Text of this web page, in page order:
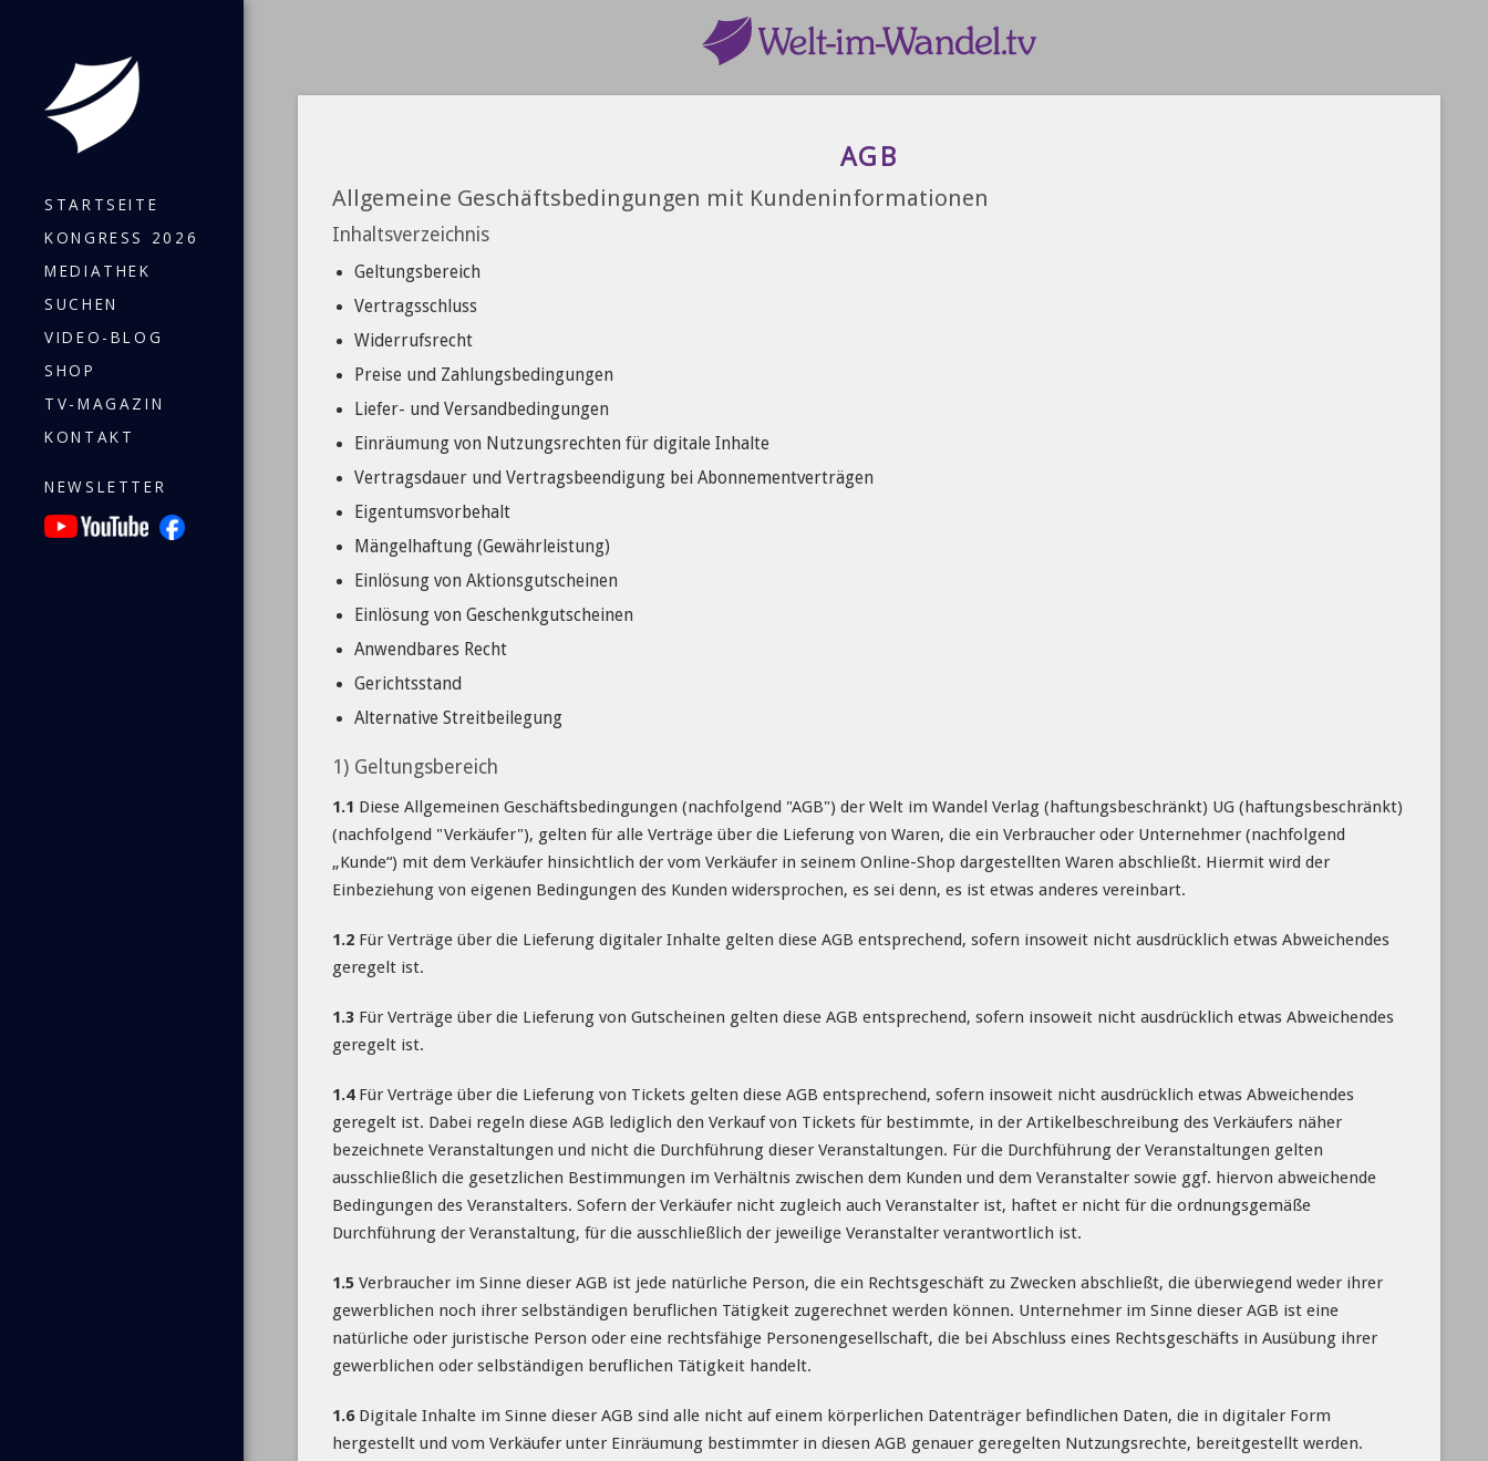
STARTSEITE
KONGRESS 2026
MEDIATHEK
SUCHEN
VIDEO-BLOG
SHOP
TV-MAGAZIN
KONTAKT
NEWSLETTER
AGB
Allgemeine Geschäftsbedingungen mit Kundeninformationen
Inhaltsverzeichnis
Geltungsbereich
Vertragsschluss
Widerrufsrecht
Preise und Zahlungsbedingungen
Liefer- und Versandbedingungen
Einräumung von Nutzungsrechten für digitale Inhalte
Vertragsdauer und Vertragsbeendigung bei Abonnementverträgen
Eigentumsvorbehalt
Mängelhaftung (Gewährleistung)
Einlösung von Aktionsgutscheinen
Einlösung von Geschenkgutscheinen
Anwendbares Recht
Gerichtsstand
Alternative Streitbeilegung
1) Geltungsbereich
1.1 Diese Allgemeinen Geschäftsbedingungen (nachfolgend "AGB") der Welt im Wandel Verlag (haftungsbeschränkt) UG (haftungsbeschränkt)
(nachfolgend "Verkäufer"), gelten für alle Verträge über die Lieferung von Waren, die ein Verbraucher oder Unternehmer (nachfolgend
„Kunde“) mit dem Verkäufer hinsichtlich der vom Verkäufer in seinem Online-Shop dargestellten Waren abschließt. Hiermit wird der
Einbeziehung von eigenen Bedingungen des Kunden widersprochen, es sei denn, es ist etwas anderes vereinbart.
1.2Für Verträge über die Lieferung digitaler Inhalte gelten diese AGB entsprechend, sofern insoweit nicht ausdrücklich etwas Abweichendes
geregelt ist.
1.3Für Verträge über die Lieferung von Gutscheinen gelten diese AGB entsprechend, sofern insoweit nicht ausdrücklich etwas Abweichendes
geregelt ist.
1.4Für Verträge über die Lieferung von Tickets gelten diese AGB entsprechend, sofern insoweit nicht ausdrücklich etwas Abweichendes
geregelt ist. Dabei regeln diese AGB lediglich den Verkauf von Tickets für bestimmte, in der Artikelbeschreibung des Verkäufers näher
bezeichnete Veranstaltungen und nicht die Durchführung dieser Veranstaltungen. Für die Durchführung der Veranstaltungen gelten
ausschließlich die gesetzlichen Bestimmungen im Verhältnis zwischen dem Kunden und dem Veranstalter sowie ggf. hiervon abweichende
Bedingungen des Veranstalters. Sofern der Verkäufer nicht zugleich auch Veranstalter ist, haftet er nicht für die ordnungsgemäße
Durchführung der Veranstaltung, für die ausschließlich der jeweilige Veranstalter verantwortlich ist.
1.5Verbraucher im Sinne dieser AGB ist jede natürliche Person, die ein Rechtsgeschäft zu Zwecken abschließt, die überwiegend weder ihrer
gewerblichen noch ihrer selbständigen beruflichen Tätigkeit zugerechnet werden können. Unternehmer im Sinne dieser AGB ist eine
natürliche oder juristische Person oder eine rechtsfähige Personengesellschaft, die bei Abschluss eines Rechtsgeschäfts in Ausübung ihrer
gewerblichen oder selbständigen beruflichen Tätigkeit handelt.
1.6Digitale Inhalte im Sinne dieser AGB sind alle nicht auf einem körperlichen Datenträger befindlichen Daten, die in digitaler Form
hergestellt und vom Verkäufer unter Einräumung bestimmter in diesen AGB genauer geregelten Nutzungsrechte, bereitgestellt werden.